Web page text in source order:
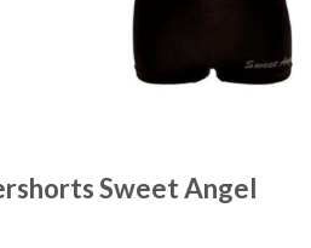
Sweet Angel